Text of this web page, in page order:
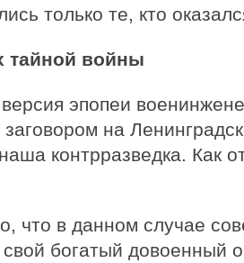
только те, кто
тайной войны
версия эпопеи
на
контрразведка. Как
что в данном случае
свой богатый довоенный